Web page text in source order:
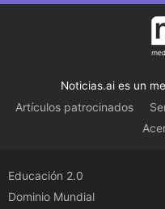
Noticias.ai es un
Artículos patrocinados
Educación 2.0
Dominio Mundial